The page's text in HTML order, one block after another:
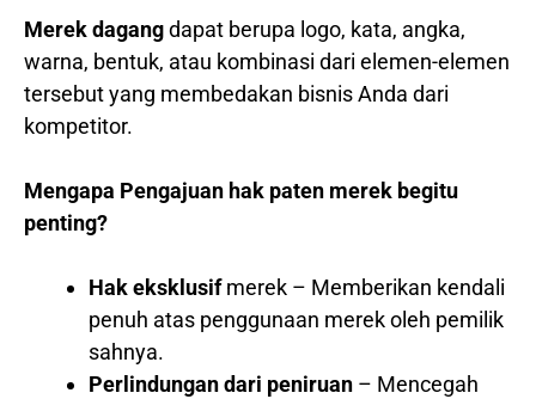
Merek dagangdapat berupa logo, kata, angka,
warna, bentuk, atau kombinasi dari elemen-elemen
tersebut yang membedakan bisnis Anda dari
kompetitor.
Mengapa Pengajuan hak paten merek begitu
penting?
Hak eksklusifmerek – Memberikan kendali
penuh atas penggunaan merek oleh pemilik
sahnya.
Perlindungan dari peniruan – Mencegah